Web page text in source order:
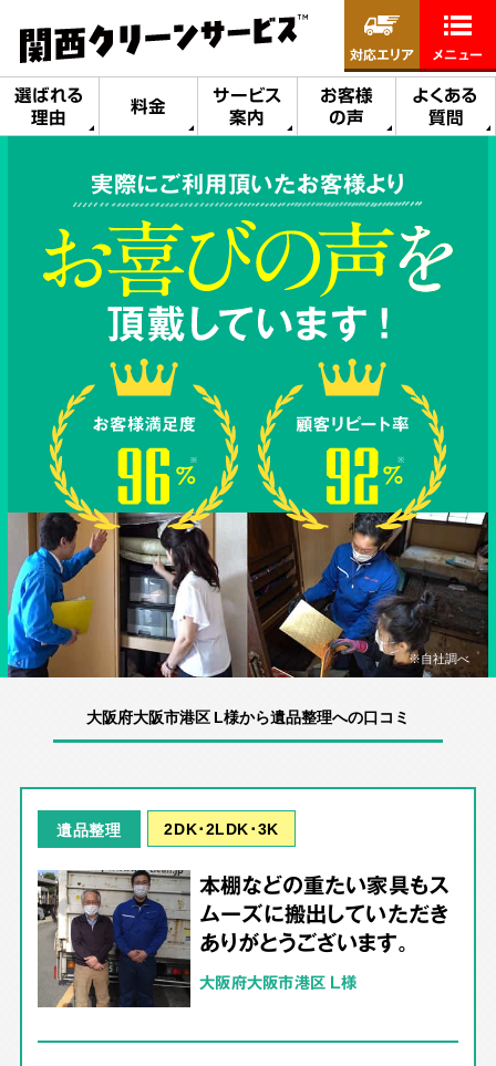
選ばれる
理由
料金
サービス
案内
お客様
の声
よくある
質問
対応エリア メニュー
実際にご利用頂いたお客様より
※自社調べ
大阪府大阪市港区 L様から遺品整理への口コミ
遺品整理 2DK･2LDK･3K
本棚などの重たい家具もス
ムーズに搬出していただき
ありがとうございます。
大阪府大阪市港区 L様